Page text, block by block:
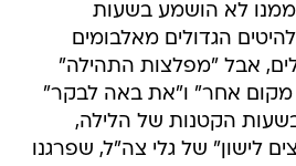
לא הושמע בשעות
הגדולים מאלבומים
אבל "מפלצות התהילה"
מקום אחר" ו"את באה לבקר"
הקטנות של הלילה,
לישון" של גלי צה"ל, שפרגנו